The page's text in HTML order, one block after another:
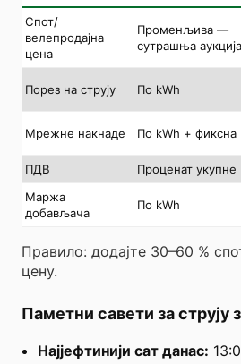
Спот/
велепродајна
цена
Променљива —
сутрашња аукција
Порез на струју По kWh
Мрежне накнаде По kWh + фиксна
ПДВ
Проценат укупне
Маржа
добављача
По kWh
Правило: додајте 30–60 %
цену.
Паметни савети за струју
Најјефтинији сат данас: